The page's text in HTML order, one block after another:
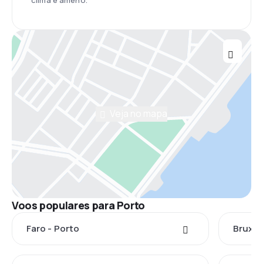
Voos populares para Porto
Faro - Porto